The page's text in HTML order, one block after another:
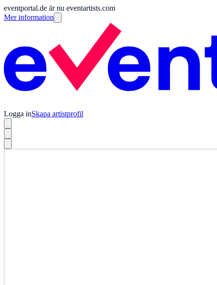
eventportal.de är nu eventartists.com
Mer information
Logga inSkapa artistprofil